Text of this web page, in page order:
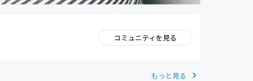
コミュニティを見る
もっと見る